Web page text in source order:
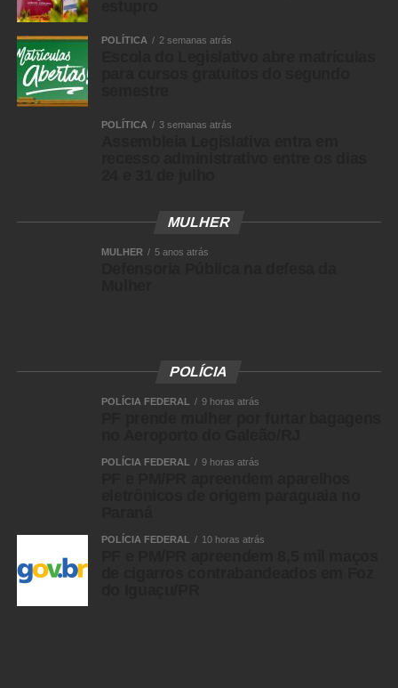
POLÍTICA 2 semanas atrás
POLÍTICA 3 semanas atrás
MULHER
MULHER 5 anos atrás
POLÍCIA
POLÍCIA FEDERAL 9 horas atrás
POLÍCIA FEDERAL 9 horas atrás
POLÍCIA FEDERAL 10 horas atrás